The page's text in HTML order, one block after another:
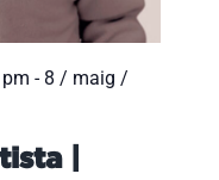
- 8 / maig /
|